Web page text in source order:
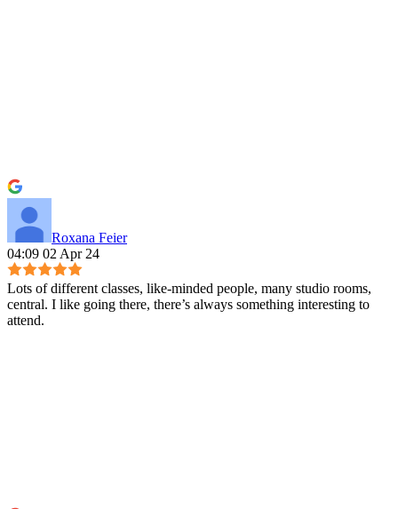
Roxana Feier
04:09 02 Apr 24
Lots of different classes, like-minded people, many studio rooms,
central. I like going there, there’s always something interesting to
attend.